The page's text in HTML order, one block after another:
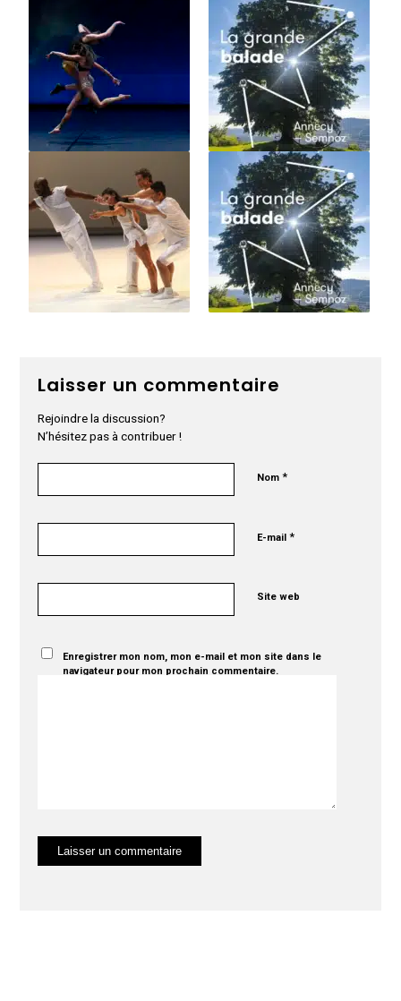
Laisser un commentaire
Rejoindre la discussion?
N’hésitez pas à contribuer !
Nom*
E-mail*
Site web
Enregistrer mon nom, mon e-mail et mon site dans le
navigateur pour mon prochain commentaire.